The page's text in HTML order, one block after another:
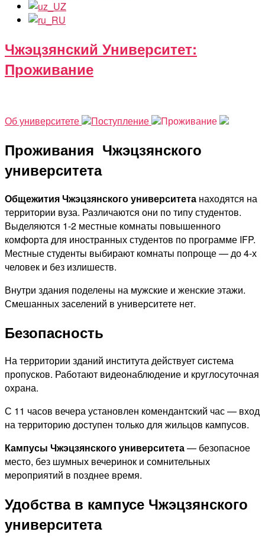
Чжэцзянский Университет​:
Проживание
Об университете
Поступление Проживание
Проживания Чжэцзянского
университета
Общежития Чжэцзянского университета находятся на
территории вуза. Различаются они по типу студентов.
Выделяются 1-2 местные комнаты повышенного
комфорта для иностранных студентов по программе IFP.
Местные студенты выбирают комнаты попроще — до 4-х
человек и без излишеств.
Внутри здания поделены на мужские и женские этажи.
Смешанных заселений в университете нет.
Безопасность
На территории зданий института действует система
пропусков. Работают видеонаблюдение и круглосуточная
охрана.
С 11 часов вечера установлен комендантский час — вход
на территорию доступен только для жильцов кампусов.
Кампусы Чжэцзянского университета— безопасное
место, без шумных вечеринок и сомнительных
мероприятий в позднее время.
Удобства в кампусе Чжэцзянского
университета